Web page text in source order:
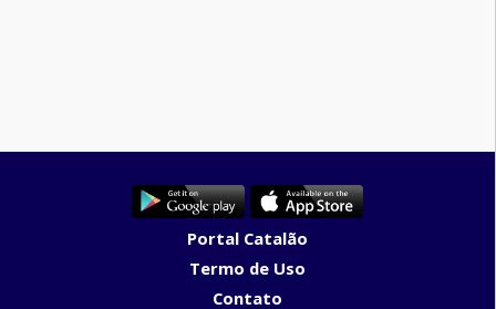
Portal Catalão
Termo de Uso
Contato